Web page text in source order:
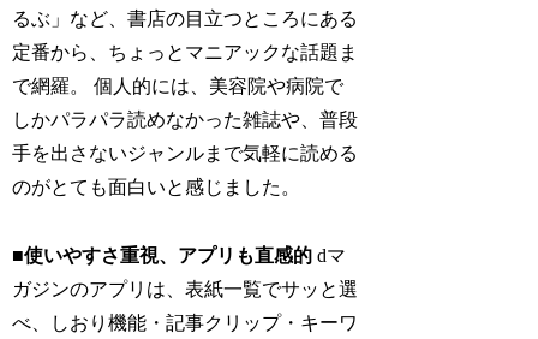
るぶ」など、書店の目立つところにある
定番から、ちょっとマニアックな話題ま
で網羅。 個人的には、美容院や病院で
しかパラパラ読めなかった雑誌や、普段
手を出さないジャンルまで気軽に読める
のがとても面白いと感じました。
■使いやすさ重視、アプリも直感的 dマ
ガジンのアプリは、表紙一覧でサッと選
べ、しおり機能・記事クリップ・キーワ